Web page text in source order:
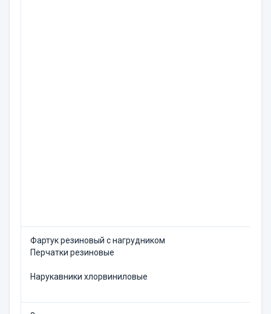
Фартук резиновый с нагрудником
Перчатки резиновые
Нарукавники хлорвиниловые